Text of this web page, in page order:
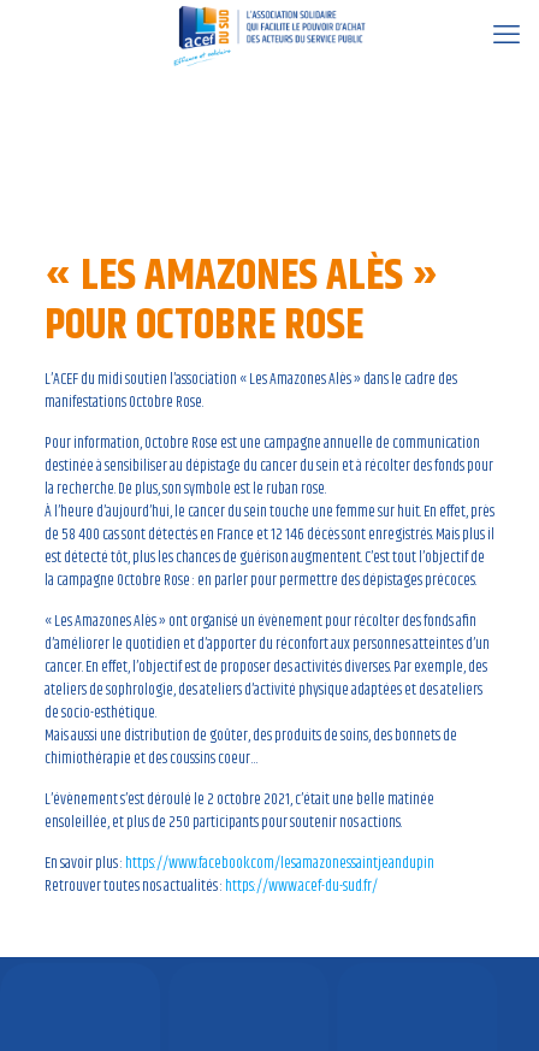
« LES AMAZONES ALÈS »
POUR OCTOBRE ROSE
L’ACEF du midi soutien l’association « Les Amazones Alès » dans le cadre des
manifestations Octobre Rose.
Pour information, Octobre Rose est une campagne annuelle de communication
destinée à sensibiliser au dépistage du cancer du sein et à récolter des fonds pour
la recherche. De plus, son symbole est le ruban rose.
À l’heure d’aujourd’hui, le cancer du sein touche une femme sur huit. En effet, près
de 58 400 cas sont détectés en France et 12 146 décès sont enregistrés. Mais plus il
est détecté tôt, plus les chances de guérison augmentent. C’est tout l’objectif de
la campagne Octobre Rose : en parler pour permettre des dépistages précoces.
« Les Amazones Alès » ont organisé un évènement pour récolter des fonds afin
d’améliorer le quotidien et d’apporter du réconfort aux personnes atteintes d’un
cancer. En effet, l’objectif est de proposer des activités diverses. Par exemple, des
ateliers de sophrologie, des ateliers d’activité physique adaptées et des ateliers
de socio-esthétique.
Mais aussi une distribution de goûter, des produits de soins, des bonnets de
chimiothérapie et des coussins coeur…
L’évènement s’est déroulé le 2 octobre 2021, c’était une belle matinée
ensoleillée, et plus de 250 participants pour soutenir nos actions.
En savoir plus : https://www.facebook.com/lesamazonessaintjeandupin
Retrouver toutes nos actualités : https://www.acef-du-sud.fr/